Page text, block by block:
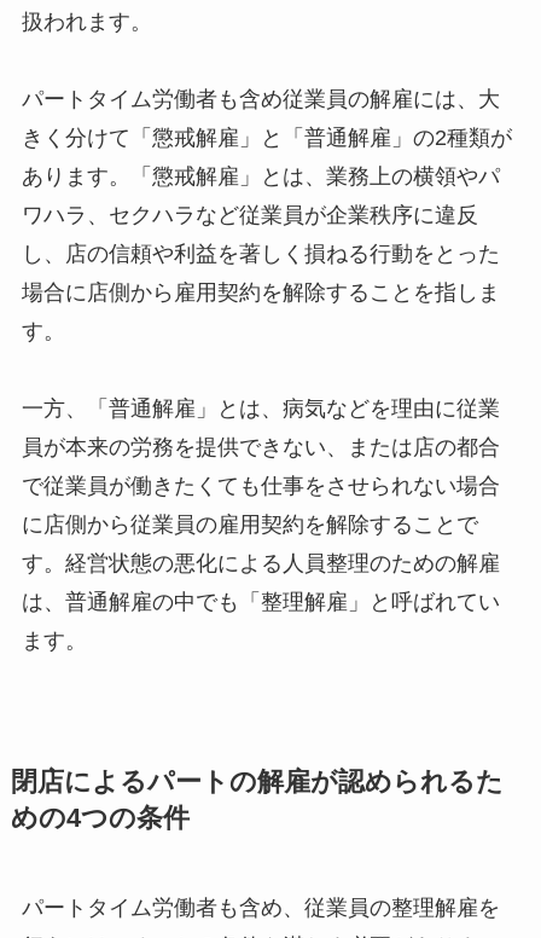
扱われます。
パートタイム労働者も含め従業員の解雇には、大
きく分けて「懲戒解雇」と「普通解雇」の2種類が
あります。「懲戒解雇」とは、業務上の横領やパ
ワハラ、セクハラなど従業員が企業秩序に違反
し、店の信頼や利益を著しく損ねる行動をとった
場合に店側から雇用契約を解除することを指しま
す。
一方、「普通解雇」とは、病気などを理由に従業
員が本来の労務を提供できない、または店の都合
で従業員が働きたくても仕事をさせられない場合
に店側から従業員の雇用契約を解除することで
す。経営状態の悪化による人員整理のための解雇
は、普通解雇の中でも「整理解雇」と呼ばれてい
ます。
閉店によるパートの解雇が認められるた
めの4つの条件
パートタイム労働者も含め、従業員の整理解雇を